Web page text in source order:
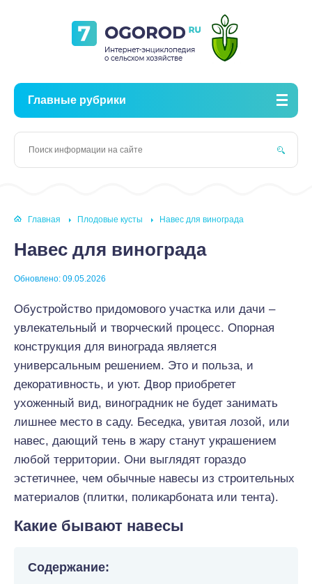
Главные рубрики
Главная Плодовые кусты Навес для винограда
Навес для винограда
Обновлено: 09.05.2026
Обустройство придомового участка или дачи –
увлекательный и творческий процесс. Опорная
конструкция для винограда является
универсальным решением. Это и польза, и
декоративность, и уют. Двор приобретет
ухоженный вид, виноградник не будет занимать
лишнее место в саду. Беседка, увитая лозой, или
навес, дающий тень в жару станут украшением
любой территории. Они выглядят гораздо
эстетичнее, чем обычные навесы из строительных
материалов (плитки, поликарбоната или тента).
Какие бывают навесы
Содержание: